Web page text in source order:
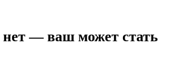
— ваш может стать